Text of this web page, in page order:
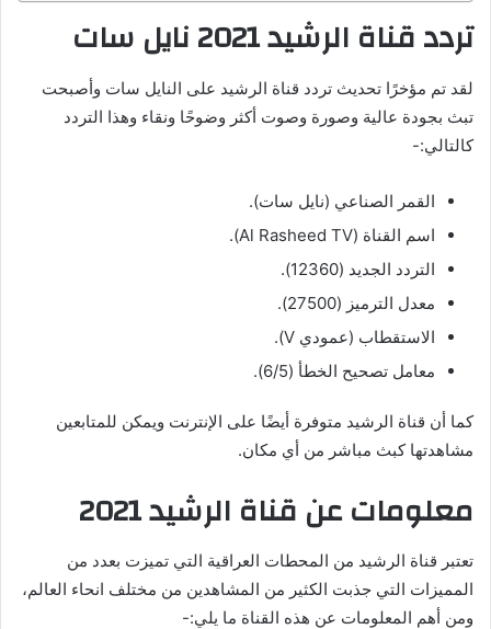
تردد قناة الرشيد 2021 نايل سات
لقد تم مؤخرًا تحديث تردد قناة الرشيد على النايل سات وأصبحت
تبث بجودة عالية وصورة وصوت أكثر وضوحًا ونقاء وهذا التردد
كالتالي:-
القمر الصناعي (نايل سات).
اسم القناة (Al Rasheed TV).
التردد الجديد (12360).
معدل الترميز (27500).
الاستقطاب (عمودي V).
معامل تصحيح الخطأ (6/5).
كما أن قناة الرشيد متوفرة أيضًا على الإنترنت ويمكن للمتابعين
مشاهدتها كبث مباشر من أي مكان.
معلومات عن قناة الرشيد 2021
تعتبر قناة الرشيد من المحطات العراقية التي تميزت بعدد من
المميزات التي جذبت الكثير من المشاهدين من مختلف انحاء العالم،
ومن أهم المعلومات عن هذه القناة ما يلي:-